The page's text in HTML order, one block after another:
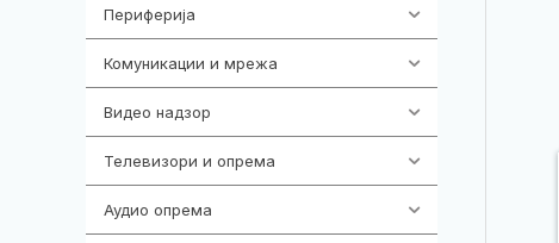
Периферија
Комуникации и мрежа
Видео надзор
Телевизори и опрема
Аудио опрема